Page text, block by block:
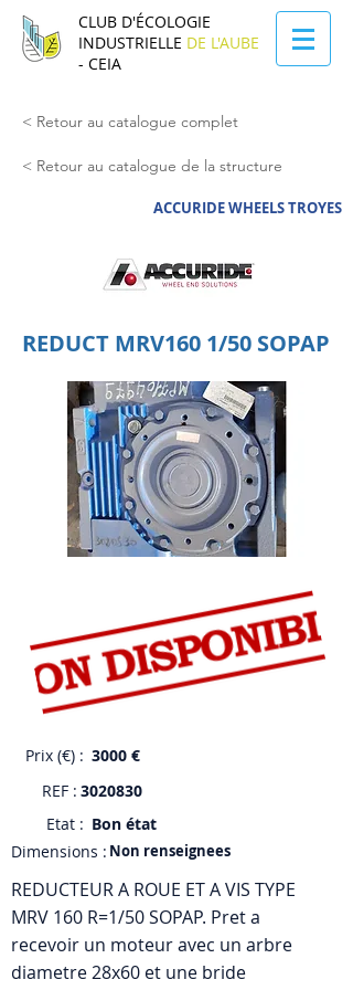
CLUB D'ÉCOLOGIE
INDUSTRIELLE DE L'AUBE
- CEIA
< Retour au catalogue complet
< Retour au catalogue de la structure
ACCURIDE WHEELS TROYES
REDUCT MRV160 1/50 SOPAP
Prix (€) : 3000 €
REF : 3020830
Etat : Bon état
Dimensions : Non renseignees
REDUCTEUR A ROUE ET A VIS TYPE
MRV 160 R=1/50 SOPAP. Pret a
recevoir un moteur avec un arbre
diametre 28x60 et une bride